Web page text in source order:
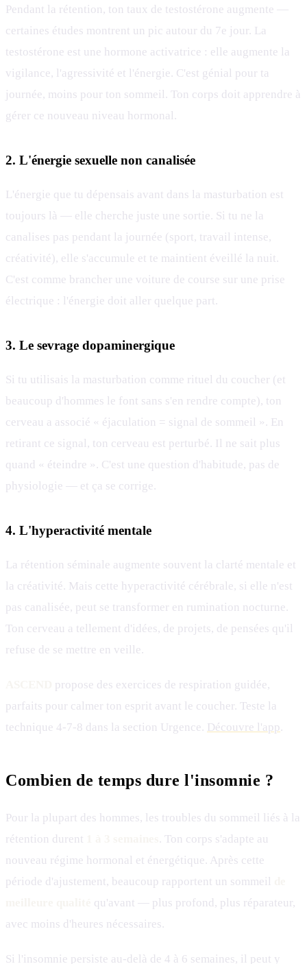
Pendant la rétention, ton taux de testostérone augmente —
certaines études montrent un pic autour du 7e jour. La
testostérone est une hormone activatrice : elle augmente la
vigilance, l'agressivité et l'énergie. C'est génial pour ta
journée, moins pour ton sommeil. Ton corps doit apprendre à
gérer ce nouveau niveau hormonal.
2. L'énergie sexuelle non canalisée
L'énergie que tu dépensais avant dans la masturbation est
toujours là — elle cherche juste une sortie. Si tu ne la
canalises pas pendant la journée (sport, travail intense,
créativité), elle s'accumule et te maintient éveillé la nuit.
C'est comme brancher une voiture de course sur une prise
électrique : l'énergie doit aller quelque part.
3. Le sevrage dopaminergique
Si tu utilisais la masturbation comme rituel du coucher (et
beaucoup d'hommes le font sans s'en rendre compte), ton
cerveau a associé « éjaculation = signal de sommeil ». En
retirant ce signal, ton cerveau est perturbé. Il ne sait plus
quand « éteindre ». C'est une question d'habitude, pas de
physiologie — et ça se corrige.
4. L'hyperactivité mentale
La rétention séminale augmente souvent la clarté mentale et
la créativité. Mais cette hyperactivité cérébrale, si elle n'est
pas canalisée, peut se transformer en rumination nocturne.
Ton cerveau a tellement d'idées, de projets, de pensées qu'il
refuse de se mettre en veille.
propose des exercices de respiration guidée,
parfaits pour calmer ton esprit avant le coucher. Teste la
technique 4-7-8 dans la section Urgence. Découvre l'app .
Combien de temps dure l'insomnie ?
Pour la plupart des hommes, les troubles du sommeil liés à la
rétention durent
. Ton corps s'adapte au
nouveau régime hormonal et énergétique. Après cette
période d'ajustement, beaucoup rapportent un sommeil
qu'avant — plus profond, plus réparateur,
avec moins d'heures nécessaires.
Si l'insomnie persiste au-delà de 4 à 6 semaines, il peut y